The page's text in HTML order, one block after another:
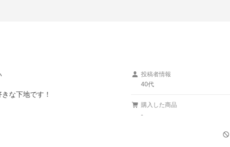
な下地です！
投稿者情報
40代
購入した商品
-